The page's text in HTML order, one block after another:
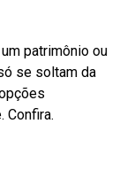
patrimônio ou
se soltam da
Confira.